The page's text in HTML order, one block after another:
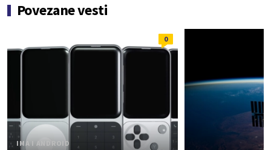
Povezane vesti
0
IMA I ANDROID